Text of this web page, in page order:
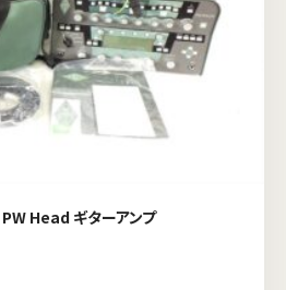
Head ギターアンプ